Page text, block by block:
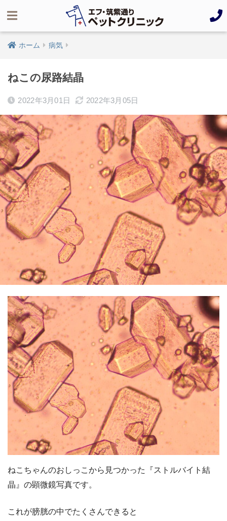
ホーム 病気
ねこの尿路結晶
2022年3月01日 2022年3月05日
ねこちゃんのおしっこから見つかった『ストルバイト結
晶』の顕微鏡写真です。
これが膀胱の中でたくさんできると